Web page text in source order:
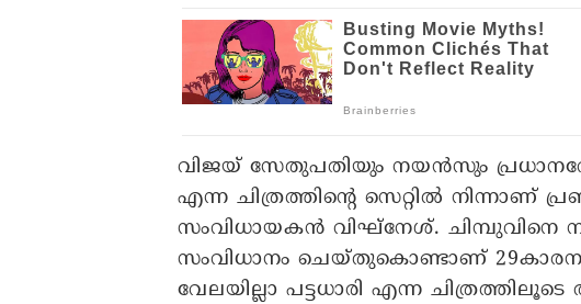
വിജയ് സേതുപതിയും നയൻസും
എന്ന ചിത്രത്തിന്റെ സെറ്റിൽ നിന്നാണ്
സംവിധായകൻ വിഘ്‌നേശ്. ചിമ്പുവിനെ
സംവിധാനം ചെയ്തുകൊണ്ടാണ്
വേലയില്ലാ പട്ടധാരി എന്ന